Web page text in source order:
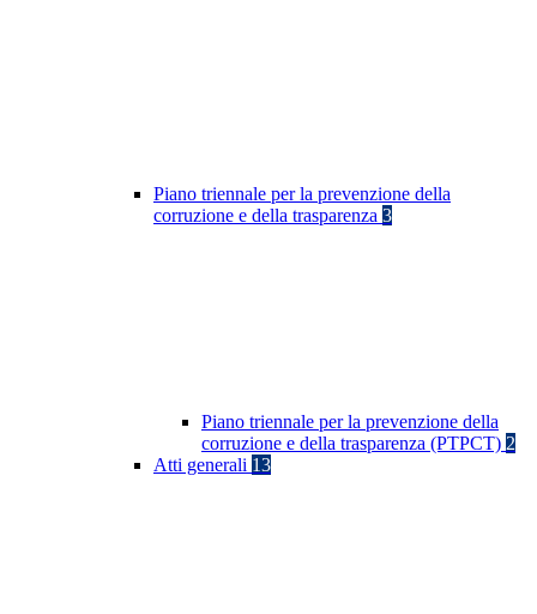
Piano triennale per la prevenzione della
corruzione e della trasparenza 3
Piano triennale per la prevenzione della
corruzione e della trasparenza (PTPCT) 2
Atti generali 13